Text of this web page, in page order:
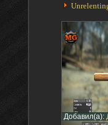
Добавил(а):